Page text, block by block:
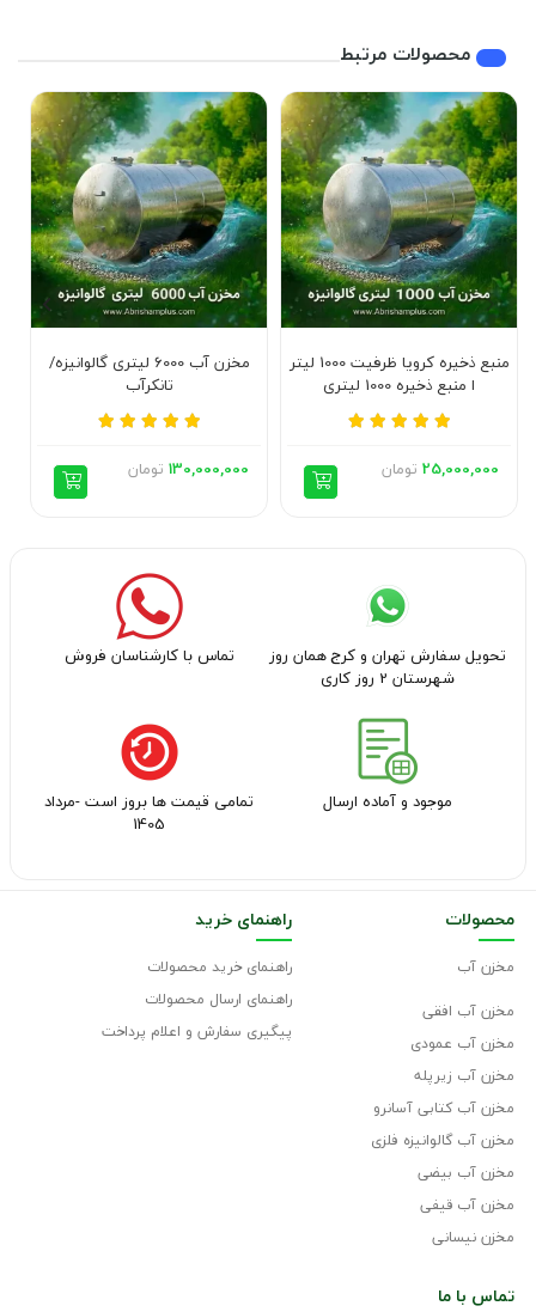
محصولات مرتبط
منبع ذخیره کرویا ظرفیت 1000 لیتر
ا منبع ذخیره 1000 لیتری
25,000,000 تومان
مخزن آب 6000 لیتری گالوانیزه/
تانکرآب
130,000,000 تومان
تحویل سفارش تهران و کرج همان روز
شهرستان 2 روز کاری
تماس با کارشناسان فروش
موجود و آماده ارسال
تمامی قیمت ها بروز است -مرداد
1405
محصولات
مخزن آب
مخزن آب افقی
مخزن آب عمودی
مخزن آب زیرپله
مخزن آب کتابی آسانرو
مخزن آب گالوانیزه فلزی
مخزن آب بیضی
مخزن آب قیفی
مخزن نیسانی
راهنمای خرید
راهنمای خرید محصولات
راهنمای ارسال محصولات
پیگیری سفارش و اعلام پرداخت
تماس با ما